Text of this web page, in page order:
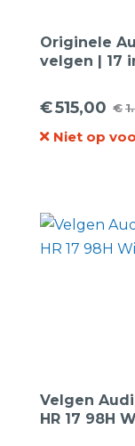
Originele
velgen | 17
€
prijs
€515,00
Huidige
prijs
Niet op
Velgen
HR 17 98H